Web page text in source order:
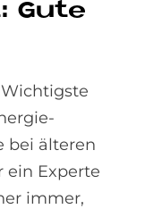
Gute
bei älteren
ein Experte
immer,